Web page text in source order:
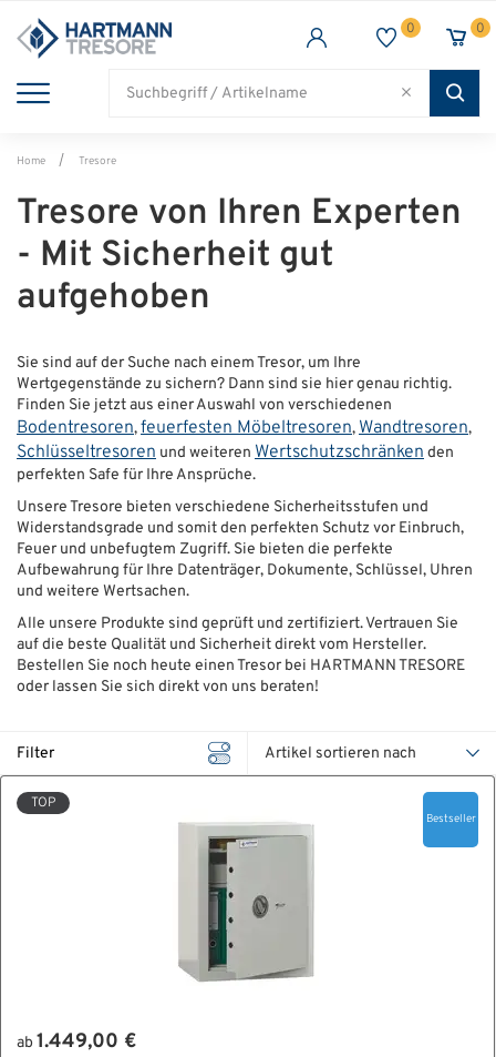
TRESORE
WAFFENSCHRANK
FEUERSCHUTZ
BRANCHEN
ÜBER UNS
Über uns
Filialen
Messen & Events
Qualitätspolitik
Karriere
0 0
Home Tresore
Tresore von Ihren Experten
- Mit Sicherheit gut
aufgehoben
Sie sind auf der Suche nach einem Tresor, um Ihre
Wertgegenstände zu sichern? Dann sind sie hier genau richtig.
Finden Sie jetzt aus einer Auswahl von verschiedenen
Bodentresoren,feuerfesten Möbeltresoren,Wandtresoren,
Schlüsseltresoren und weiteren Wertschutzschränkenden
perfekten Safe für Ihre Ansprüche.
Unsere Tresore bieten verschiedene Sicherheitsstufen und
Widerstandsgrade und somit den perfekten Schutz vor Einbruch,
Feuer und unbefugtem Zugriff. Sie bieten die perfekte
Aufbewahrung für Ihre Datenträger, Dokumente, Schlüssel, Uhren
und weitere Wertsachen.
Alle unsere Produkte sind geprüft und zertifiziert. Vertrauen Sie
auf die beste Qualität und Sicherheit direkt vom Hersteller.
Bestellen Sie noch heute einen Tresor bei HARTMANN TRESORE
oder lassen Sie sich direkt von uns beraten!
Filter
TOP
Bestseller
ab 1.449,00 €